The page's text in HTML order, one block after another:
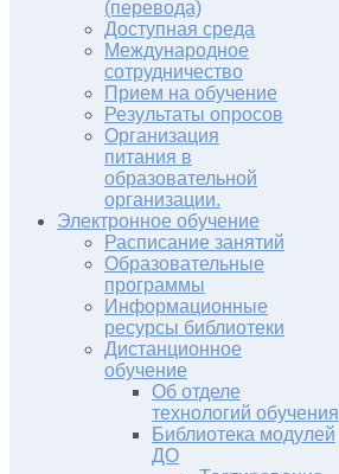
(перевода)
Доступная среда
Международное
сотрудничество
Прием на обучение
Результаты опросов
Организация
питания в
образовательной
организации.
Электронное обучение
Расписание занятий
Образовательные
программы
Информационные
ресурсы библиотеки
Дистанционное
обучение
Об отделе
технологий обучения
Библиотека модулей
ДО